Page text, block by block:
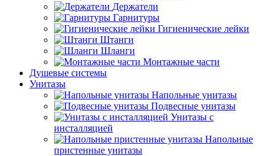
Держатели
Гарнитуры
Гигиенические лейки
Штанги
Шланги
Монтажные части
Душевые системы
Унитазы
Напольные унитазы
Подвесные унитазы
Унитазы с
инсталляцией
Напольные
пристенные унитазы